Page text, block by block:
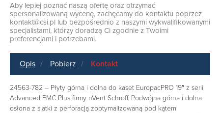
Aby lepiej poznać naszą ofertę oraz otrzymać
spersonalizowaną wycenę, zachęcamy do kontaktu poprzez
kontakt@csi.pl lub bezpośrednio z naszymi wykwalifikowanymi
specjalistami, którzy doradzą Ci zgodnie z Twoimi
preferencjami i potrzebami.
Opis Pobierz Kontakt
24563-782 – Płyty górna i dolna do kaset EuropacPRO 19″ z serii
Advanced EMC Plus firmy nVent Schroff. Podwójna górna i dolna
osłona z siatki z perforacją zoptymalizowaną pod kątem